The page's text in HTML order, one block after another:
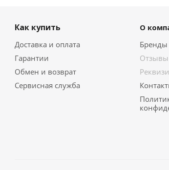
Как купить
Доставка и оплата
Гарантии
Обмен и возврат
Сервисная служба
О
Бренды
Отзывы